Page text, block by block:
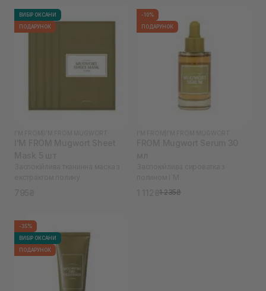
ВИБІР ОКСАНИ
ПОДАРУНОК
-10%
ПОДАРУНОК
1 112₴1 235₴
-35%
ВИБІР ОКСАНИ
ПОДАРУНОК